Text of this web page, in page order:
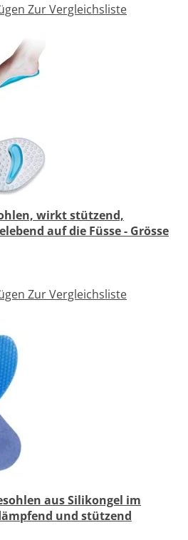
Zur Vergleichsliste
wirkt stützend,
auf die Füsse - Grösse
Zur Vergleichsliste
aus Silikongel im
und stützend